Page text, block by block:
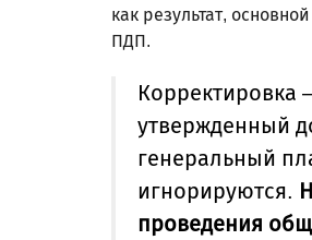
как результат,
ПДП.
Корректировка
утвержденный
генеральный
игнорируются.
проведения